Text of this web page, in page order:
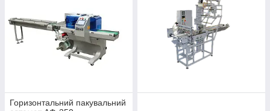
Горизонтальний пакувальний